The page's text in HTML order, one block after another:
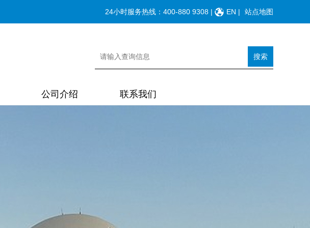
24小时服务热线： 400-880 9308 | EN | 站点地图
搜索
公司介绍 联系我们